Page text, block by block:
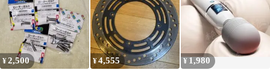
¥2,500 ¥4,555 ¥ 1,980